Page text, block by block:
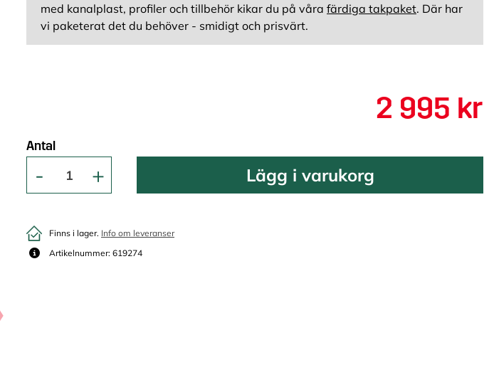
med kanalplast, profiler och tillbehör kikar du på våra färdiga takpaket. Där har
vi paketerat det du behöver - smidigt och prisvärt.
2 995 kr
Antal
Lägg i varukorg
Finns i lager. Info om leveranser
Artikelnummer: 619274